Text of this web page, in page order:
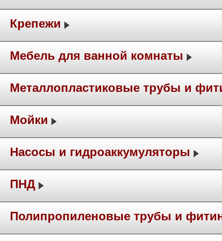
Крепежи
Мебель для ванной комнаты
Металлопластиковые трубы и
Мойки
Насосы и гидроаккумуляторы
ПНД
Полипропиленовые трубы и